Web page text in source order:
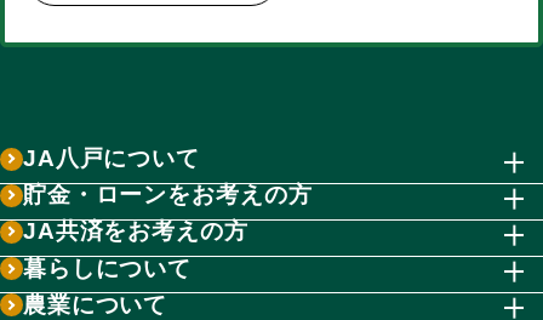
JA八戸について
貯金・ローンをお考えの方
JA共済をお考えの方
暮らしについて
農業について